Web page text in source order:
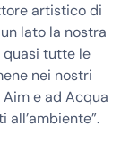
artistico di
lato la nostra
tutte le
nei nostri
e ad Acqua
all’ambiente”.